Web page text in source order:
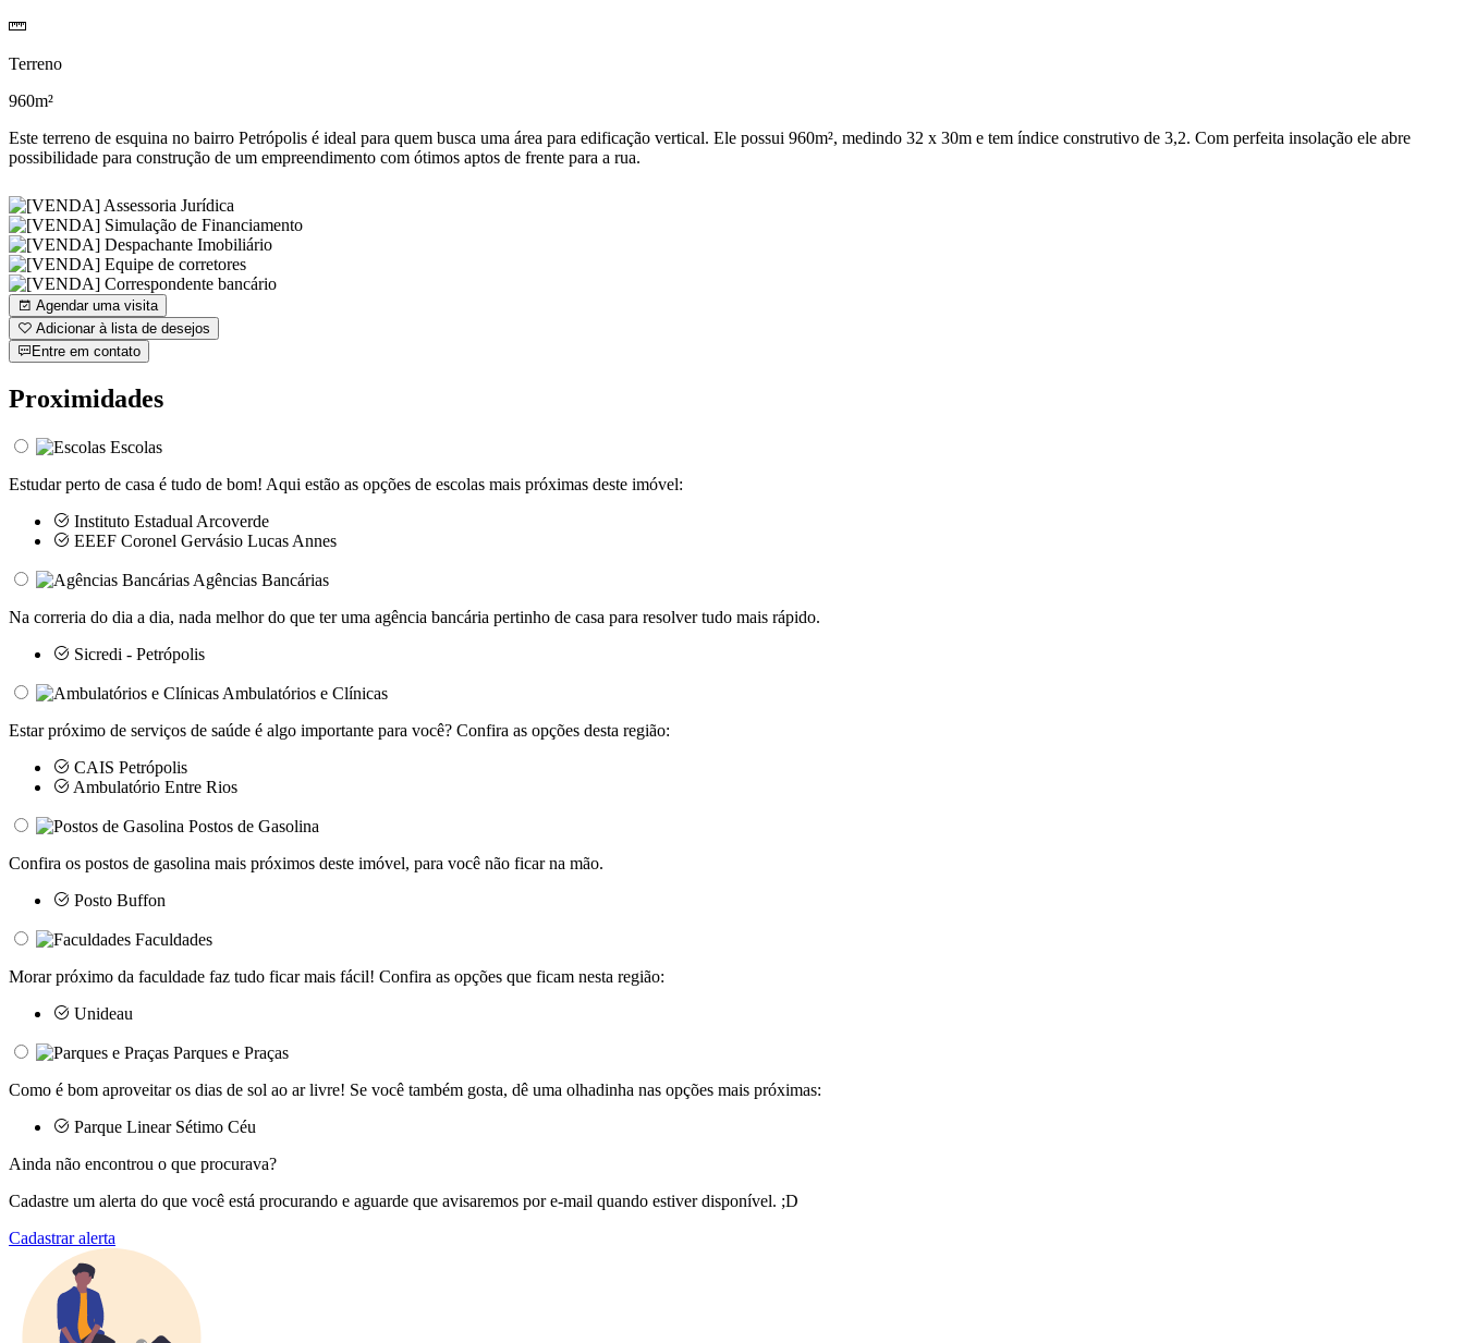
Terreno
960m²
Este terreno de esquina no bairro Petrópolis é ideal para quem busca uma área para edificação vertical. Ele possui 960m², medindo 32 x 30m e tem índice construtivo de 3,2. Com perfeita insolação ele abre
possibilidade para construção de um empreendimento com ótimos aptos de frente para a rua.
Agendar uma visita
Adicionar à lista de desejos
Entre em contato
Proximidades
Escolas
Estudar perto de casa é tudo de bom! Aqui estão as opções de escolas mais próximas deste imóvel:
Instituto Estadual Arcoverde
EEEF Coronel Gervásio Lucas Annes
Agências Bancárias
Na correria do dia a dia, nada melhor do que ter uma agência bancária pertinho de casa para resolver tudo mais rápido.
Sicredi - Petrópolis
Ambulatórios e Clínicas
Estar próximo de serviços de saúde é algo importante para você? Confira as opções desta região:
CAIS Petrópolis
Ambulatório Entre Rios
Postos de Gasolina
Confira os postos de gasolina mais próximos deste imóvel, para você não ficar na mão.
Posto Buffon
Faculdades
Morar próximo da faculdade faz tudo ficar mais fácil! Confira as opções que ficam nesta região:
Unideau
Parques e Praças
Como é bom aproveitar os dias de sol ao ar livre! Se você também gosta, dê uma olhadinha nas opções mais próximas:
Parque Linear Sétimo Céu
Ainda não encontrou o que procurava?
Cadastre um alerta do que você está procurando e aguarde que avisaremos por e-mail quando estiver disponível. ;D
Cadastrar alerta